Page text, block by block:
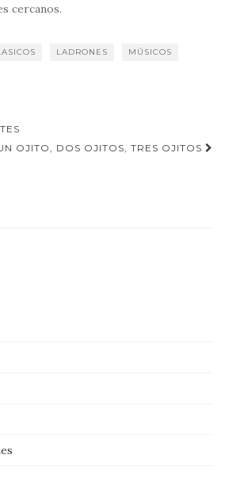
cercanos.
LADRONES MÚSICOS
OJITO, DOS OJITOS, TRES OJITOS